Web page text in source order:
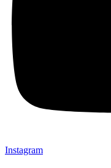
Instagram